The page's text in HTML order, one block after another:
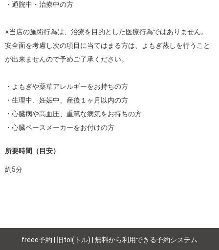
・通院中・治療中の方
※当店の施術行為は、治療を目的とした医療行為ではありません。
安全面を考慮し次の項目に当てはまる方は、よもぎ蒸しを行うこと
が出来ませんので予めご了承ください。
・よもぎや薬草アレルギーをお持ちの方
・生理中、妊娠中、産後１ヶ月以内の方
・心臓病や高血圧、重篤な病気をお持ちの方
・心臓ペースメーカーをお付けの方
所要時間（目安）
約5分
freee予約 | 旧tol(トル) | 無料から利用できる予約システム